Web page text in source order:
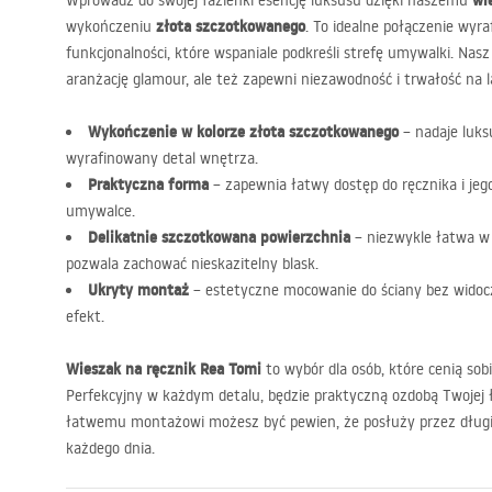
wykończeniu złota szczotkowanego. To idealne połączenie
funkcjonalności, które wspaniale podkreśli strefę umywalki.
aranżację glamour, ale też zapewni niezawodność i trwałość na
Wykończenie w kolorze złota szczotkowanego– nadaje
wyrafinowany detal wnętrza.
Praktyczna forma – zapewnia łatwy dostęp do ręcznika i
umywalce.
Delikatnie szczotkowana powierzchnia – niezwykle łatwa
pozwala zachować nieskazitelny blask.
Ukryty montaż – estetyczne mocowanie do ściany bez
efekt.
Wieszak na ręcznik Rea Tomi to wybór dla osób, które cenią
Perfekcyjny w każdym detalu, będzie praktyczną ozdobą
łatwemu montażowi możesz być pewien, że posłuży przez
każdego dnia.